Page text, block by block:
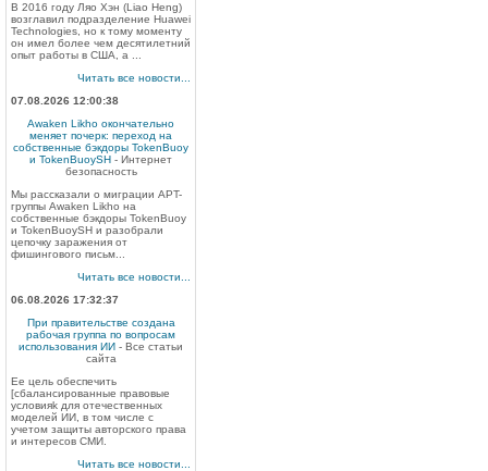
В 2016 году Ляо Хэн (Liao Heng)
возглавил подразделение Huawei
Technologies, но к тому моменту
он имел более чем десятилетний
опыт работы в США, а ...
Читать все новости...
07.08.2026 12:00:38
Awaken Likho окончательно
меняет почерк: переход на
собственные бэкдоры TokenBuoy
и TokenBuoySH - Интернет
безопасность
Мы рассказали о миграции APT-
группы Awaken Likho на
собственные бэкдоры TokenBuoy
и TokenBuoySH и разобрали
цепочку заражения от
фишингового письм...
Читать все новости...
06.08.2026 17:32:37
При правительстве создана
рабочая группа по вопросам
использования ИИ - Все статьи
сайта
Ее цель обеспечить
[сбалансированные правовые
условияk для отечественных
моделей ИИ, в том числе с
учетом защиты авторского права
и интересов СМИ.
Читать все новости...